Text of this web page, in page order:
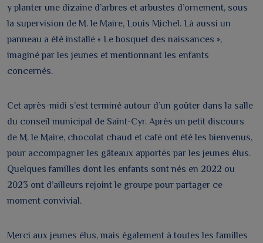
y planter une dizaine d’arbres et arbustes d’ornement, sous
la supervision de M. le Maire, Louis Michel. Là aussi un
panneau a été installé « Le bosquet des naissances »,
imaginé par les jeunes et mentionnant les enfants
concernés.
Cet après-midi s’est terminé autour d’un goûter dans la salle
du conseil municipal de Saint-Cyr. Après un petit discours
de M. le Maire, chocolat chaud et café ont été les bienvenus,
pour accompagner les gâteaux apportés par les jeunes élus.
Quelques familles dont les enfants sont nés en 2022 ou
2023 ont d’ailleurs rejoint le groupe pour partager ce
moment convivial.
Merci aux jeunes élus, mais également à toutes les familles